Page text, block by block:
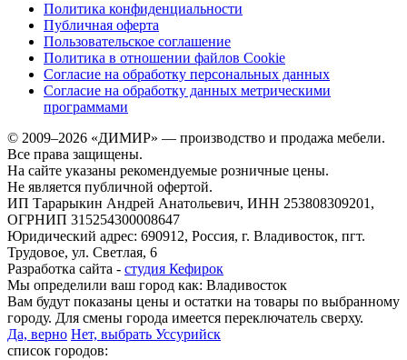
Политика конфиденциальности
Публичная оферта
Пользовательское соглашение
Политика в отношении файлов Cookie
Согласие на обработку персональных данных
Согласие на обработку данных метрическими
программами
© 2009–2026 «ДИМИР» — производство и продажа мебели.
Все права защищены.
На сайте указаны рекомендуемые розничные цены.
Не является публичной офертой.
ИП Тарарыкин Андрей Анатольевич, ИНН 253808309201,
ОГРНИП 315254300008647
Юридический адрес: 690912, Россия, г. Владивосток, пгт.
Трудовое, ул. Светлая, 6
Разработка сайта - студия Кефирок
Мы определили ваш город как: Владивосток
Вам будут показаны цены и остатки на товары по выбранному
городу. Для смены города имеется переключатель сверху.
Да, верно Нет, выбрать Уссурийск
список городов: